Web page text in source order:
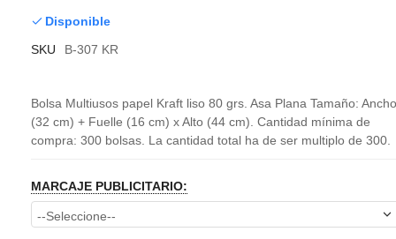
Disponible
SKU
B-307 KR
Bolsa Multiusos papel Kraft liso 80 grs. Asa Plana Tamaño: Ancho
(32 cm) + Fuelle (16 cm) x Alto (44 cm). Cantidad mínima de
compra: 300 bolsas. La cantidad total ha de ser multiplo de 300.
MARCAJE PUBLICITARIO: